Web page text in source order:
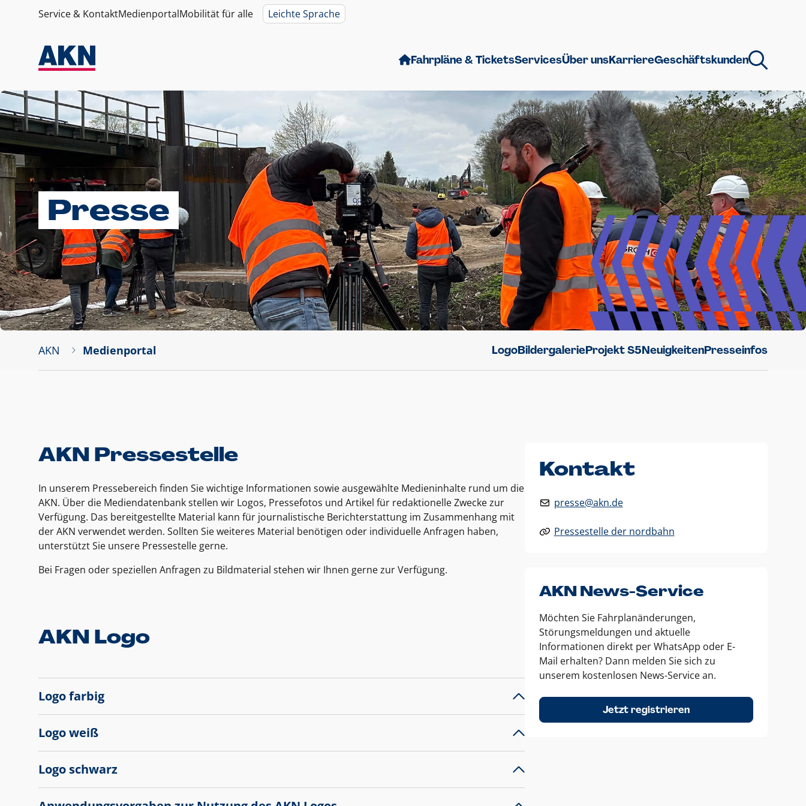
Service & KontaktMedienportalMobilität für alle Leichte Sprache
Fahrpläne & TicketsServicesÜber unsKarriereGeschäftskunden
Presse
AKN Medienportal LogoBildergalerieProjekt S5NeuigkeitenPresseinfos
AKN Pressestelle
In unserem Pressebereich finden Sie wichtige Informationen sowie ausgewählte Medieninhalte rund um die
AKN. Über die Mediendatenbank stellen wir Logos, Pressefotos und Artikel für redaktionelle Zwecke zur
Verfügung. Das bereitgestellte Material kann für journalistische Berichterstattung im Zusammenhang mit
der AKN verwendet werden. Sollten Sie weiteres Material benötigen oder individuelle Anfragen haben,
unterstützt Sie unsere Pressestelle gerne.
Bei Fragen oder speziellen Anfragen zu Bildmaterial stehen wir Ihnen gerne zur Verfügung.
AKN Logo
Logo farbig
Logo weiß
Logo schwarz
Kontakt
presse@akn.de
Pressestelle der nordbahn
AKN News-Service
Möchten Sie Fahrplanänderungen,
Störungsmeldungen und aktuelle
Informationen direkt per WhatsApp oder E-
Mail erhalten? Dann melden Sie sich zu
unserem kostenlosen News-Service an.
Jetzt registrieren